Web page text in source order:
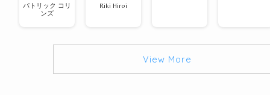
パトリック コリ
ンズ
Riki Hiroi
View More